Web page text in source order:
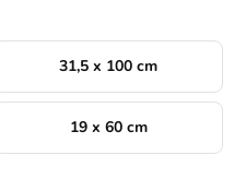
31,5 x 100 cm
19 x 60 cm